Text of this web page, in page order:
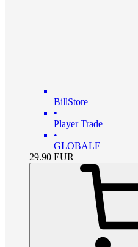
BillStore
•
Player Trade
•
GLOBALE
29.90 EUR